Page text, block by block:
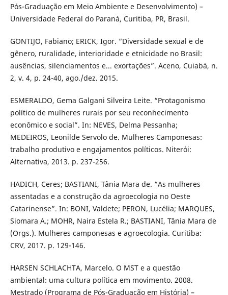
Pós-Graduação em Meio Ambiente e Desenvolvimento) –
Universidade Federal do Paraná, Curitiba, PR, Brasil.
GONTIJO, Fabiano; ERICK, Igor. “Diversidade sexual e de
gênero, ruralidade, interioridade e etnicidade no Brasil:
ausências, silenciamentos e... exortações”. Aceno, Cuiabá, n.
2, v. 4, p. 24-40, ago./dez. 2015.
ESMERALDO, Gema Galgani Silveira Leite. “Protagonismo
político de mulheres rurais por seu reconhecimento
econômico e social”. In: NEVES, Delma Pessanha;
MEDEIROS, Leonilde Servolo de. Mulheres Camponesas:
trabalho produtivo e engajamentos políticos. Niterói:
Alternativa, 2013. p. 237-256.
HADICH, Ceres; BASTIANI, Tânia Mara de. “As mulheres
assentadas e a construção da agroecologia no Oeste
Catarinense”. In: BONI, Valdete; PERON, Lucélia; MARQUES,
Siomara A.; MOHR, Naira Estela R.; BASTIANI, Tânia Mara de
(Orgs.). Mulheres camponesas e agroecologia. Curitiba:
CRV, 2017. p. 129-146.
HARSEN SCHLACHTA, Marcelo. O MST e a questão
ambiental: uma cultura política em movimento. 2008.
Mestrado (Programa de Pós-Graduação em História) –